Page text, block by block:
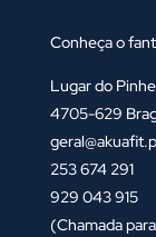
Conheça o
Lugar do
4705-629
253 674 291
929 043 915
(Chamada